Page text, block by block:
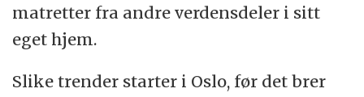
matretter fra andre verdensdeler i sitt
eget hjem.
Slike trender starter i Oslo, før det brer